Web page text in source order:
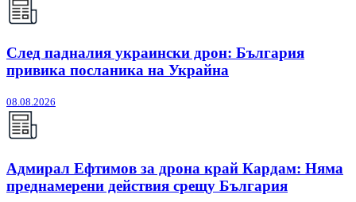
След падналия украински дрон: България
привика посланика на Украйна
08.08.2026
Адмирал Ефтимов за дрона край Кардам: Няма
преднамерени действия срещу България